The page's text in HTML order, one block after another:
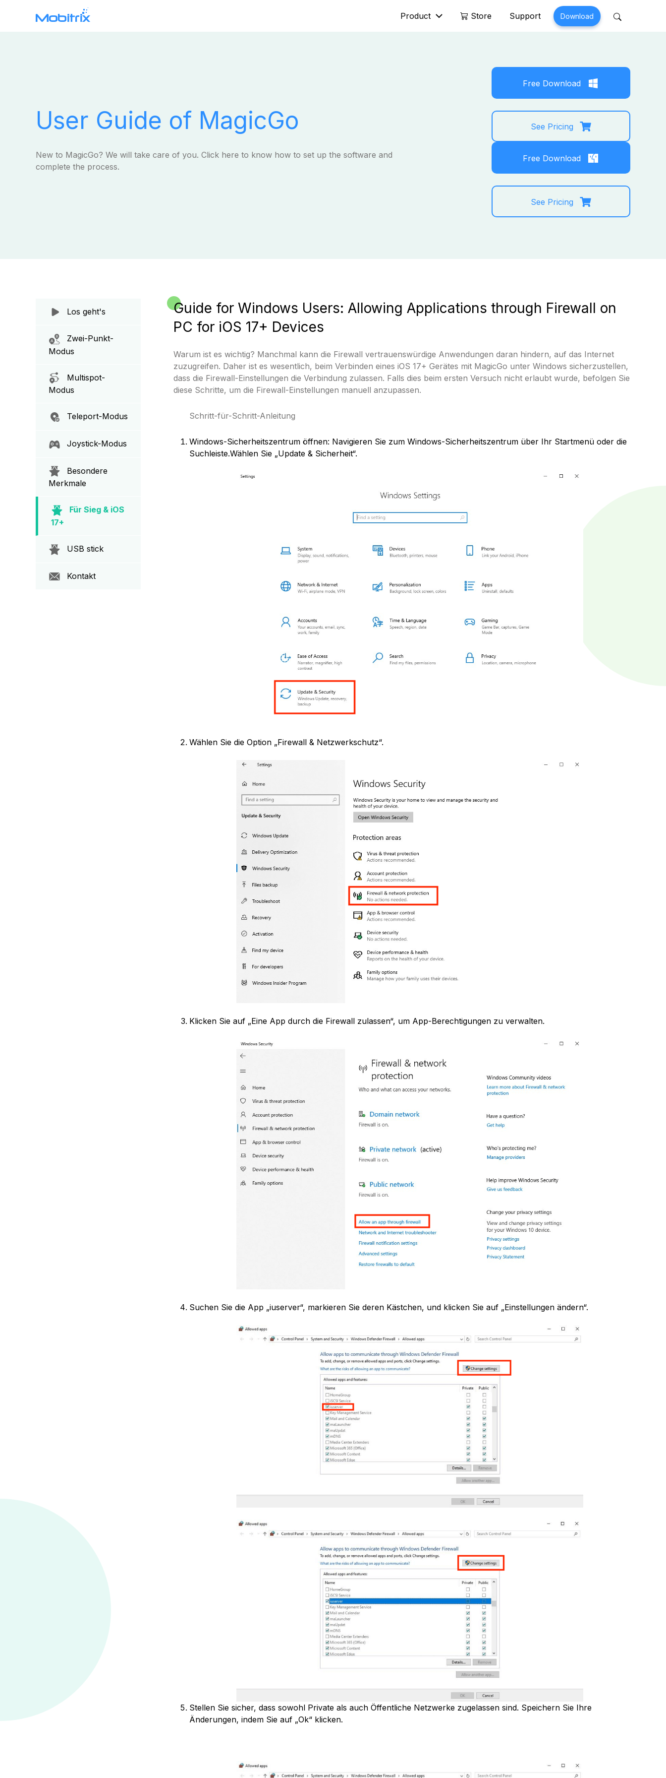
Product
MagicGo >
Store Support Download
User Guide of MagicGo
New to MagicGo? We will take care of you. Click here to know how to set up the software and
complete the process.
Free Download
See Pricing
Free Download
See Pricing
Los geht's
Zwei-Punkt-
Modus
Multispot-
Modus
Teleport-Modus
Joystick-Modus
Besondere
Merkmale
Für Sieg & iOS
17+
USB stick
Kontakt
Guide for Windows Users: Allowing Applications through Firewall on
PC for iOS 17+ Devices
Warum ist es wichtig? Manchmal kann die Firewall vertrauenswürdige Anwendungen daran hindern, auf das Internet
zuzugreifen. Daher ist es wesentlich, beim Verbinden eines iOS 17+ Gerätes mit MagicGo unter Windows sicherzustellen,
dass die Firewall-Einstellungen die Verbindung zulassen. Falls dies beim ersten Versuch nicht erlaubt wurde, befolgen Sie
diese Schritte, um die Firewall-Einstellungen manuell anzupassen.
Schritt-für-Schritt-Anleitung
Windows-Sicherheitszentrum öffnen: Navigieren Sie zum Windows-Sicherheitszentrum über Ihr Startmenü oder die
Suchleiste.Wählen Sie „Update & Sicherheit“.
Wählen Sie die Option „Firewall & Netzwerkschutz“.
Klicken Sie auf „Eine App durch die Firewall zulassen“, um App-Berechtigungen zu verwalten.
Suchen Sie die App „iuserver“, markieren Sie deren Kästchen, und klicken Sie auf „Einstellungen ändern“.
Stellen Sie sicher, dass sowohl Private als auch Öffentliche Netzwerke zugelassen sind. Speichern Sie Ihre
Änderungen, indem Sie auf „Ok“ klicken.